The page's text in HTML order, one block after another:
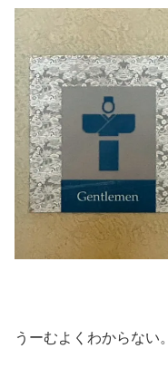
うーむよくわからない。